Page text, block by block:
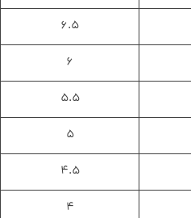
۶.۵
۶
۵.۵
۵
۴.۵
۴